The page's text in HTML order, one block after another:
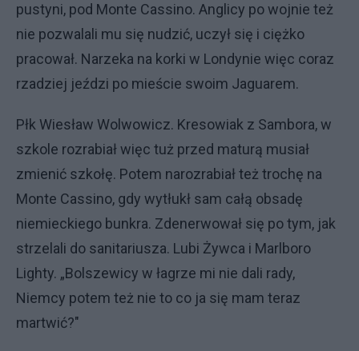
pustyni, pod Monte Cassino. Anglicy po wojnie też
nie pozwalali mu się nudzić, uczył się i ciężko
pracował. Narzeka na korki w Londynie więc coraz
rzadziej jeździ po mieście swoim Jaguarem.
Płk Wiesław Wolwowicz. Kresowiak z Sambora, w
szkole rozrabiał więc tuż przed maturą musiał
zmienić szkołę. Potem narozrabiał też trochę na
Monte Cassino, gdy wytłukł sam całą obsadę
niemieckiego bunkra. Zdenerwował się po tym, jak
strzelali do sanitariusza. Lubi Żywca i Marlboro
Lighty. „Bolszewicy w łagrze mi nie dali rady,
Niemcy potem też nie to co ja się mam teraz
martwić?"